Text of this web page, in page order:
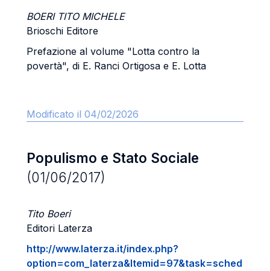
BOERI TITO MICHELE
Brioschi Editore
Prefazione al volume "Lotta contro la
povertà", di E. Ranci Ortigosa e E. Lotta
Modificato il 04/02/2026
Populismo e Stato Sociale
(01/06/2017)
Tito Boeri
Editori Laterza
http://www.laterza.it/index.php?
option=com_laterza&Itemid=97&task=sched